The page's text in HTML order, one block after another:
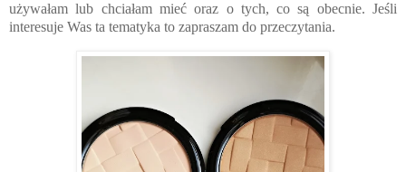
używałam lub chciałam mieć oraz o tych, co są obecnie. Jeśli
interesuje Was ta tematyka to zapraszam do przeczytania.